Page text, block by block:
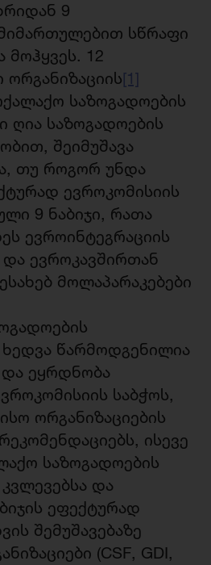
9
სწრაფი
12
ორგანიზაციის[1]
საზოგადოების
საზოგადოების
შეიმუშავა
თუ როგორ უნდა
ევროკომისიის
9 ნაბიჯი, რათა
ევროინტეგრაციის
ევროკავშირთან
მოლაპარაკებები
ხედვა წარმოდგენილია
ეყრდნობა
საბჭოს,
ორგანიზაციების
ისევე
საზოგადოების
და
ეფექტურად
შემუშავებაზე
(CSF, GDI,